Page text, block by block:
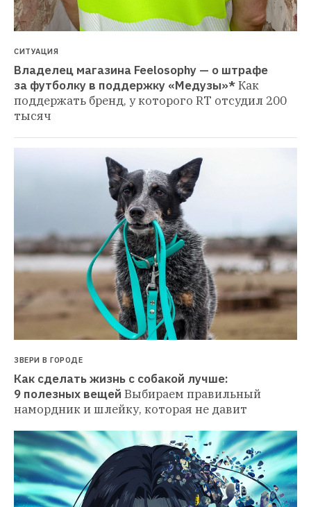
СИТУАЦИЯ
Владелец магазина Feelosophy — о штрафе
за футболку в поддержку «Медузы»*Как
поддержать бренд, у которого RT отсудил 200
тысяч
ЗВЕРИ В ГОРОДЕ
Как сделать жизнь с собакой лучше:
9 полезных вещей Выбираем правильный
намордник и шлейку, которая не давит